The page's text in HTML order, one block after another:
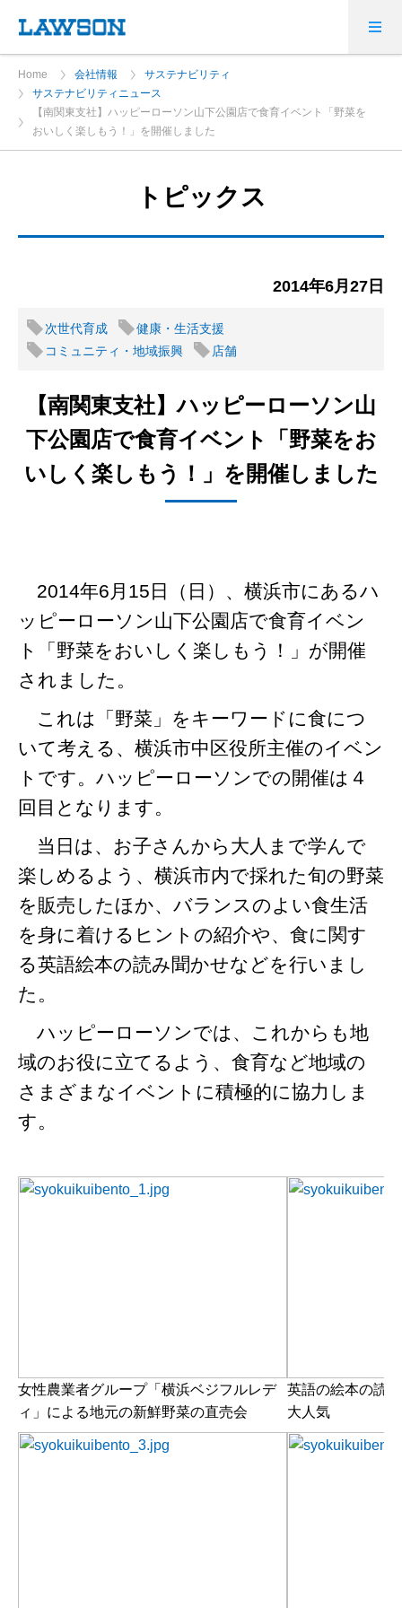
Home 会社情報
サステナビリティ
サステナビリティニュース
【南関東支社】ハッピーローソン山下公園店で食育イベント「野菜を
おいしく楽しもう！」を開催しました
トピックス
2014年6月27日
次世代育成
健康・生活支援
コミュニティ・地域振興
店舗
【南関東支社】ハッピーローソン山
下公園店で食育イベント「野菜をお
いしく楽しもう！」を開催しました
2014年6月15日（日）、横浜市にあるハ
ッピーローソン山下公園店で食育イベン
ト「野菜をおいしく楽しもう！」が開催
されました。
これは「野菜」をキーワードに食につ
いて考える、横浜市中区役所主催のイベン
トです。ハッピーローソンでの開催は４
回目となります。
当日は、お子さんから大人まで学んで
楽しめるよう、横浜市内で採れた旬の野菜
を販売したほか、バランスのよい食生活
を身に着けるヒントの紹介や、食に関す
る英語絵本の読み聞かせなどを行いまし
た。
ハッピーローソンでは、これからも地
域のお役に立てるよう、食育など地域の
さまざまなイベントに積極的に協力しま
す。
女性農業者グループ「横浜ベジフルレデ
ィ」による地元の新鮮野菜の直売会
英語の絵本の読
大人気